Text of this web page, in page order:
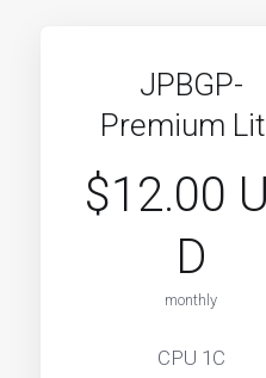
JPBGP-
Premium
$12.00
D
monthly
CPU 1C